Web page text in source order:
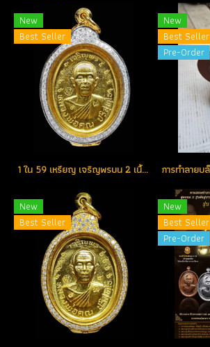
New
Best Seller
1 ใน 59 เหรียญ เจริญพรบน 2 เนื้อทองคำ 9 รอบ ไม่ตัดปีก หมายเลข 9 สวยแชมป์ สร้างน้อย หายาก (โทรถาม)
New
Best Seller
Pre-Order
New
Best Seller
New
Best Seller
Pre-Order